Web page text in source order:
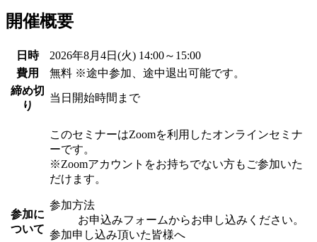
開催概要
日時
2026年8月4日(火) 14:00～15:00
費用
無料 ※途中参加、途中退出可能です。
締め切
り
当日開始時間まで
参加に
ついて
このセミナーはZoomを利用したオンラインセミナ
ーです。
※Zoomアカウントをお持ちでない方もご参加いた
だけます。
参加方法
お申込みフォームからお申し込みください。
参加申し込み頂いた皆様へ